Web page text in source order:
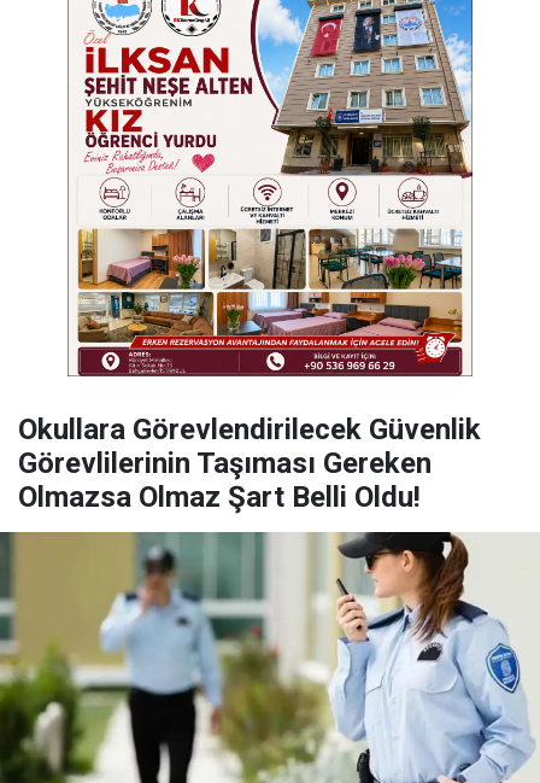
Okullara Görevlendirilecek Güvenlik
Görevlilerinin Taşıması Gereken
Olmazsa Olmaz Şart Belli Oldu!